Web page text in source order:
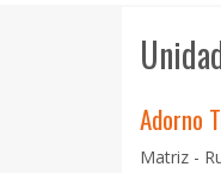
Adorno
Matriz -